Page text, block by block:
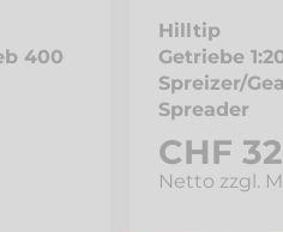
400
Hilltip
Getriebe
Spreizer/
Spreader
CHF
Netto zzgl.